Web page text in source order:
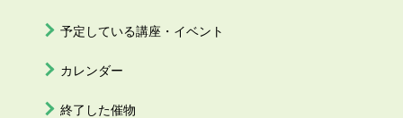
予定している講座・イベント
カレンダー
終了した催物